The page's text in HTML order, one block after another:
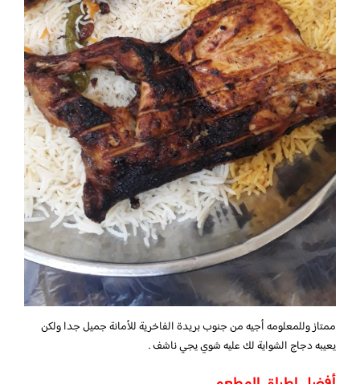
ممتاز وللمعلومه أجيه من جنوب بريدة الفاخرية للأمانة جميل جدا ولكن
يعيبه دجاج الشواية لك عليه شوي يجي ناشف .